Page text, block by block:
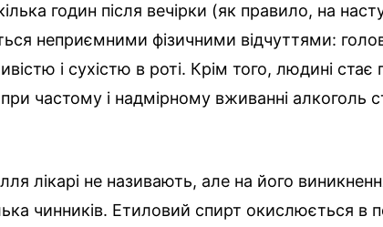
годин після вечірки (як правило, на
неприємними фізичними відчуттями:
і сухістю в роті. Крім того, людині стає
частому і надмірному вживанні алкоголь
лікарі не називають, але на його
чинників. Етиловий спирт окислюється в